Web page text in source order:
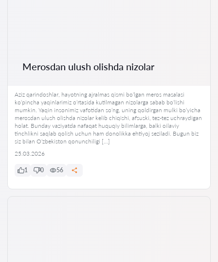
Merosdan ulush olishda nizolar
Aziz qarindoshlar, hayotning ajralmas qismi bo‘lgan meros masalasi
ko‘pincha yaqinlarimiz o‘rtasida kutilmagan nizolarga sabab bo‘lishi
mumkin. Yaqin insonimiz vafotidan so‘ng, uning qoldirgan mulki bo‘yicha
merosdan ulush olishda nizolar kelib chiqishi, afsuski, tez-tez uchraydigan
holat. Bunday vaziyatda nafaqat huquqiy bilimlarga, balki oilaviy
tinchlikni saqlab qolish uchun ham donolikka ehtiyoj seziladi. Bugun biz
siz bilan O‘zbekiston qonunchiligi […]
25.03.2026
1 0 56